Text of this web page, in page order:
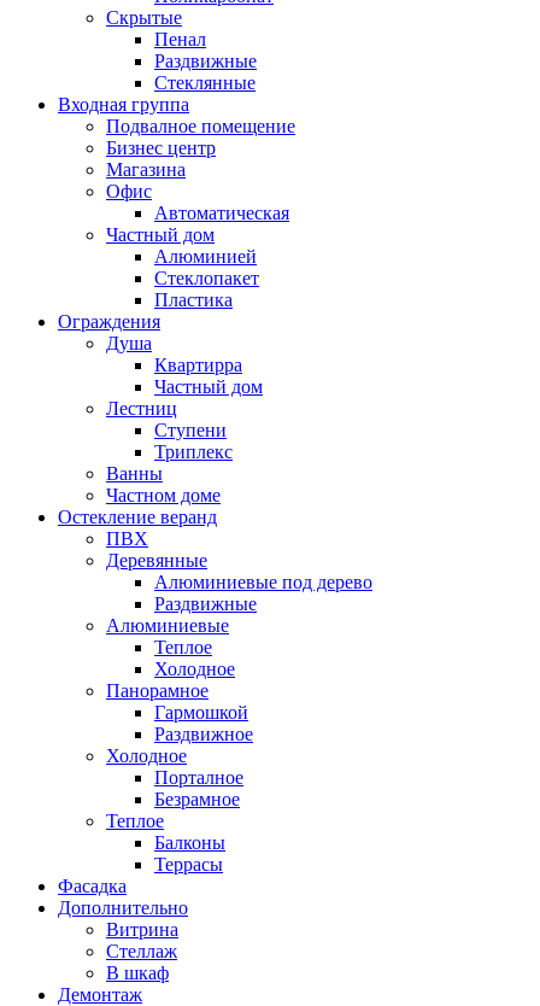
Скрытые
Пенал
Раздвижные
Стеклянные
Входная группа
Подвалное помещение
Бизнес центр
Магазина
Офис
Автоматическая
Частный дом
Алюминией
Стеклопакет
Пластика
Ограждения
Душа
Квартирра
Частный дом
Лестниц
Ступени
Триплекс
Ванны
Частном доме
Остекление веранд
ПВХ
Деревянные
Алюминиевые под дерево
Раздвижные
Алюминиевые
Теплое
Холодное
Панорамное
Гармошкой
Раздвижное
Холодное
Порталное
Безрамное
Теплое
Балконы
Террасы
Фасадка
Дополнительно
Витрина
Стеллаж
В шкаф
Демонтаж